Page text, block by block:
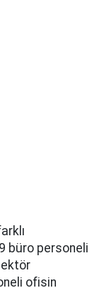
büro personeli
ofisin